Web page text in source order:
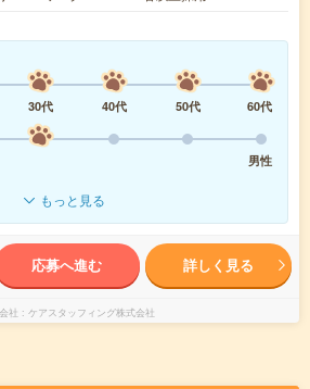
30代 40代 50代
60代
男性
もっと見る
応募へ進む 詳しく見る
社 ケアスタッフィング株式会社